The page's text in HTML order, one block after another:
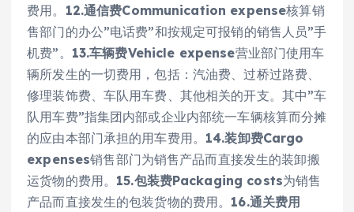
费用。 12.通信费Communication expense核算销
售部门的办公”电话费”和按规定可报销的销售人员”手
机费”。 13.车辆费Vehicle expense营业部门使用车
辆所发生的一切费用，包括：汽油费、过桥过路费、
修理装饰费、车队用车费、其他相关的开支。其中”车
队用车费”指集团内部或企业内部统一车辆核算而分摊
的应由本部门承担的用车费用。 14.装卸费Cargo
expenses销售部门为销售产品而直接发生的装卸搬
运货物的费用。 15.包装费Packaging costs为销售
产品而直接发生的包装货物的费用。 16.通关费用